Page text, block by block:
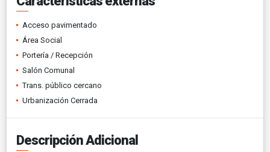
Acceso pavimentado
Área Social
Portería / Recepción
Salón Comunal
Trans. público cercano
Urbanización Cerrada
Descripción Adicional